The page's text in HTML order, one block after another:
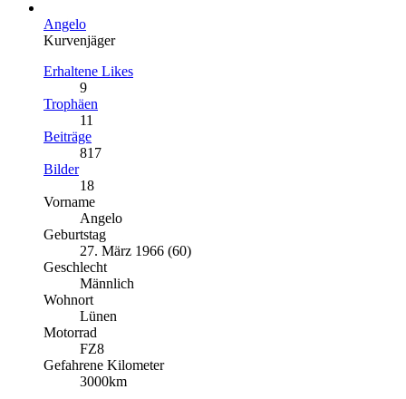
Angelo
Kurvenjäger
Erhaltene Likes
9
Trophäen
11
Beiträge
817
Bilder
18
Vorname
Angelo
Geburtstag
27. März 1966 (60)
Geschlecht
Männlich
Wohnort
Lünen
Motorrad
FZ8
Gefahrene Kilometer
3000km